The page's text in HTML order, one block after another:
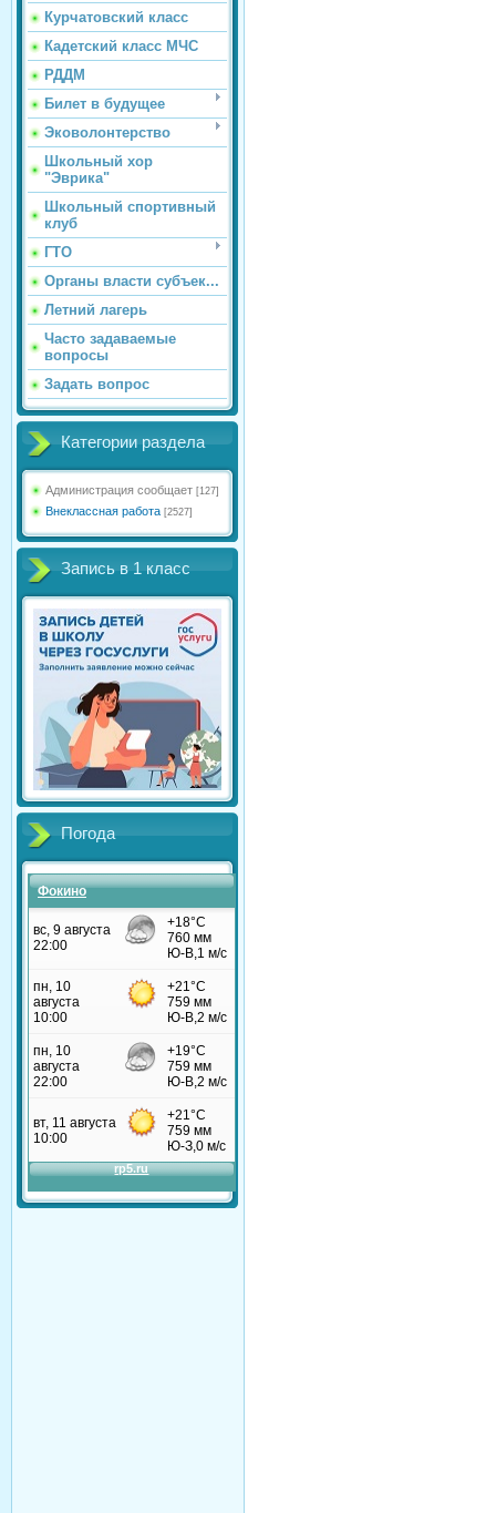
Курчатовский класс
Кадетский класс МЧС
РДДМ
Билет в будущее
Эковолонтерство
Школьный хор
"Эврика"
Школьный спортивный
клуб
ГТО
Органы власти субъек...
Летний лагерь
Часто задаваемые
вопросы
Задать вопрос
Категории раздела
Администрация сообщает [127]
Внеклассная работа [2527]
Запись в 1 класс
Погода
Фокино